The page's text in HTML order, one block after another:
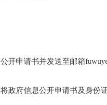
申请书并发送至邮箱
府信息公开申请书及身份